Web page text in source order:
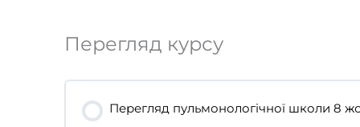
Перегляд курсу
Перегляд пульмонологічної школи 8